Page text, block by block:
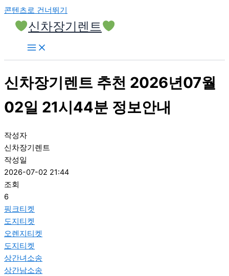
콘텐츠로 건너뛰기
신차장기렌트
신차장기렌트 추천 2026년07월
02일 21시44분 정보안내
작성자
신차장기렌트
작성일
2026-07-02 21:44
조회
6
핑크티켓
도지티켓
오렌지티켓
도지티켓
상간녀소송
상간남소송